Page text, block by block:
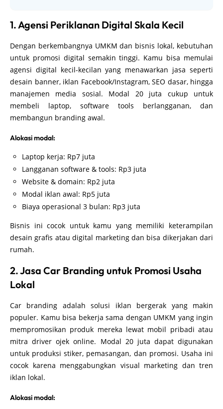
1. Agensi Periklanan Digital Skala Kecil
Dengan berkembangnya UMKM dan bisnis lokal, kebutuhan
untuk promosi digital semakin tinggi. Kamu bisa memulai
agensi digital kecil-kecilan yang menawarkan jasa seperti
desain banner, iklan Facebook/Instagram, SEO dasar, hingga
manajemen media sosial. Modal 20 juta cukup untuk
membeli laptop, software tools berlangganan, dan
membangun branding awal.
Alokasi modal:
Laptop kerja: Rp7 juta
Langganan software & tools: Rp3 juta
Website & domain: Rp2 juta
Modal iklan awal: Rp5 juta
Biaya operasional 3 bulan: Rp3 juta
Bisnis ini cocok untuk kamu yang memiliki keterampilan
desain grafis atau digital marketing dan bisa dikerjakan dari
rumah.
2. Jasa Car Branding untuk Promosi Usaha
Lokal
Car branding adalah solusi iklan bergerak yang makin
populer. Kamu bisa bekerja sama dengan UMKM yang ingin
mempromosikan produk mereka lewat mobil pribadi atau
mitra driver ojek online. Modal 20 juta dapat digunakan
untuk produksi stiker, pemasangan, dan promosi. Usaha ini
cocok karena menggabungkan visual marketing dan tren
iklan lokal.
Alokasi modal: